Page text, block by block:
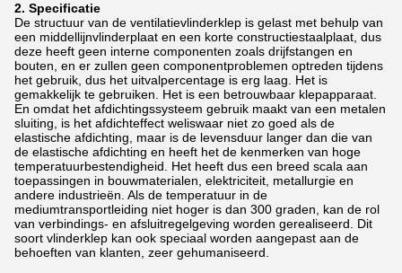
2. Specificatie
De structuur van de ventilatievlinderklep is gelast met behulp van
een middellijnvlinderplaat en een korte constructiestaalplaat, dus
deze heeft geen interne componenten zoals drijfstangen en
bouten, en er zullen geen componentproblemen optreden tijdens
het gebruik, dus het uitvalpercentage is erg laag. Het is
gemakkelijk te gebruiken. Het is een betrouwbaar klepapparaat.
En omdat het afdichtingssysteem gebruik maakt van een metalen
sluiting, is het afdichteffect weliswaar niet zo goed als de
elastische afdichting, maar is de levensduur langer dan die van
de elastische afdichting en heeft het de kenmerken van hoge
temperatuurbestendigheid. Het heeft dus een breed scala aan
toepassingen in bouwmaterialen, elektriciteit, metallurgie en
andere industrieën. Als de temperatuur in de
mediumtransportleiding niet hoger is dan 300 graden, kan de rol
van verbindings- en afsluitregelgeving worden gerealiseerd. Dit
soort vlinderklep kan ook speciaal worden aangepast aan de
behoeften van klanten, zeer gehumaniseerd.